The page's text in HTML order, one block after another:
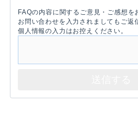
FAQの内容に関するご意見・ご感想を
お問い合わせを入力されましてもご返
個人情報の入力はお控えください。